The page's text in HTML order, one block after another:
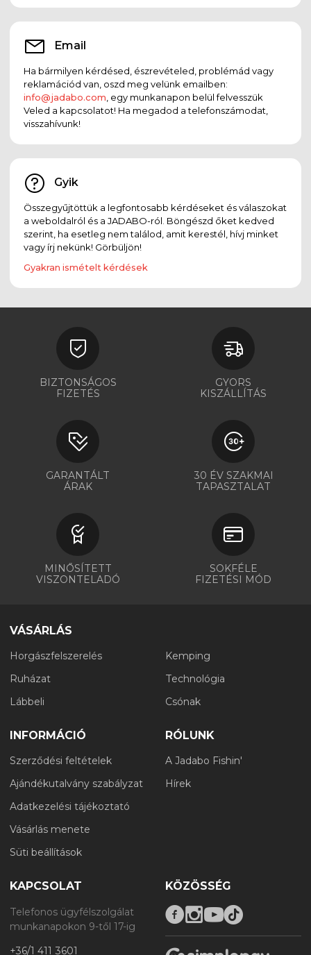
Email
Ha bármilyen kérdésed, észrevételed, problémád vagy
reklamációd van, oszd meg velünk emailben:
info@jadabo.com, egy munkanapon belül felvesszük
Veled a kapcsolatot! Ha megadod a telefonszámodat,
visszahívunk!
Gyik
Összegyűjtöttük a legfontosabb kérdéseket és válaszokat
a weboldalról és a JADABO-ról. Böngészd őket kedved
szerint, ha esetleg nem találod, amit kerestél, hívj minket
vagy írj nekünk! Görbüljön!
Gyakran ismételt kérdések
BIZTONSÁGOS
FIZETÉS
GYORS
KISZÁLLÍTÁS
GARANTÁLT
ÁRAK
30 ÉV SZAKMAI
TAPASZTALAT
MINŐSÍTETT
VISZONTELADÓ
SOKFÉLE
FIZETÉSI MÓD
VÁSÁRLÁS
Horgászfelszerelés
Ruházat
Lábbeli
Kemping
Technológia
Csónak
INFORMÁCIÓ
Szerződési feltételek
Ajándékutalvány szabályzat
Adatkezelési tájékoztató
Vásárlás menete
Süti beállítások
RÓLUNK
A Jadabo Fishin'
Hírek
KAPCSOLAT
Telefonos ügyfélszolgálat
munkanapokon 9-től 17-ig
+36/1 411 3601
KÖZÖSSÉG